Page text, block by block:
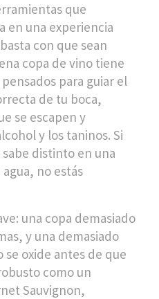
que
en una experiencia
con que sean
copa de vino tiene
para guiar el
de tu boca,
se escapen y
y los taninos. Si
distinto en una
no estás
una copa demasiado
y una demasiado
oxide antes de que
como un
Sauvignon,